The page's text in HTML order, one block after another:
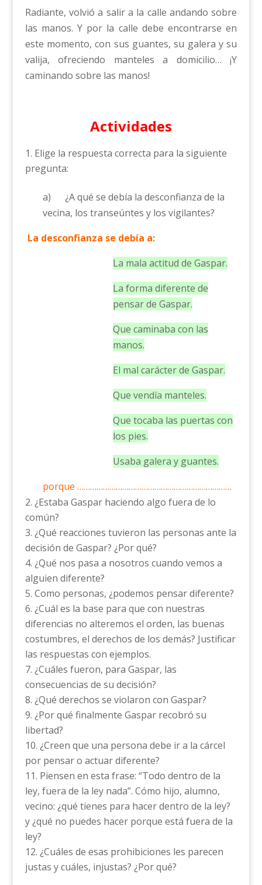
Radiante, volvió a salir a la calle andando sobre
las manos. Y por la calle debe encontrarse en
este momento, con sus guantes, su galera y su
valija, ofreciendo manteles a domicilio… ¡Y
caminando sobre las manos!
Actividades
Elige la respuesta correcta para la siguiente
pregunta:
a) ¿A qué se debía la desconfianza de la
vecina, los transeúntes y los vigilantes?
La desconfianza se debía a:
La mala actitud de Gaspar.
La forma diferente de
pensar de Gaspar.
Que caminaba con las
manos.
El mal carácter de Gaspar.
Que vendía manteles.
Que tocaba las puertas con
los pies.
Usaba galera y guantes.
porque ………………………………………………………………
¿Estaba Gaspar haciendo algo fuera de lo
común?
¿Qué reacciones tuvieron las personas ante la
decisión de Gaspar? ¿Por qué?
¿Qué nos pasa a nosotros cuando vemos a
alguien diferente?
Como personas, ¿podemos pensar diferente?
¿Cuál es la base para que con nuestras
diferencias no alteremos el orden, las buenas
costumbres, el derechos de los demás? Justificar
las respuestas con ejemplos.
¿Cuáles fueron, para Gaspar, las
consecuencias de su decisión?
¿Qué derechos se violaron con Gaspar?
¿Por qué finalmente Gaspar recobró su
libertad?
¿Creen que una persona debe ir a la cárcel
por pensar o actuar diferente?
Piensen en esta frase: “Todo dentro de la
ley, fuera de la ley nada”. Cómo hijo, alumno,
vecino: ¿qué tienes para hacer dentro de la ley?
y ¿qué no puedes hacer porque está fuera de la
ley?
¿Cuáles de esas prohibiciones les parecen
justas y cuáles, injustas? ¿Por qué?